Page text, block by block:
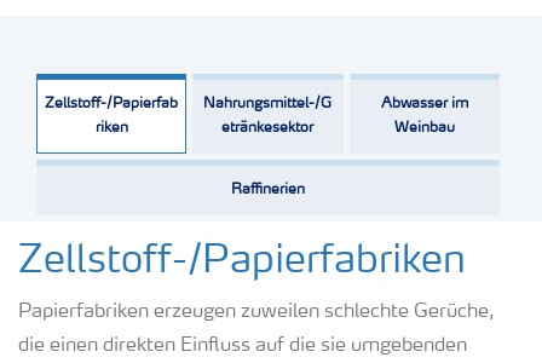
Zellstoff-/Papierfab
riken
Nahrungsmittel-/G
etränkesektor
Abwasser im
Weinbau
Raffinerien
Zellstoff-/Papierfabriken
Papierfabriken erzeugen zuweilen schlechte Gerüche,
die einen direkten Einfluss auf die sie umgebenden